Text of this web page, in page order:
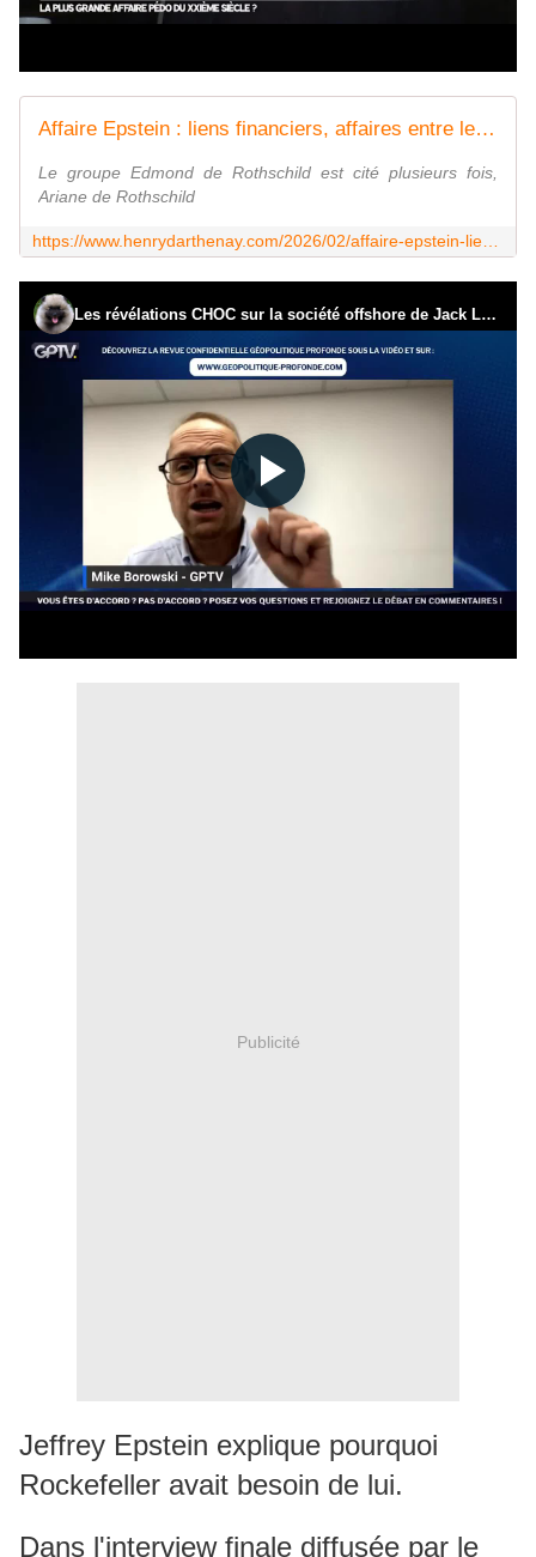
Affaire Epstein : liens financiers, affaires entre les Rothschild et Epstein - Vouillé un peu d'Histoire
Le groupe Edmond de Rothschild est cité plusieurs fois,
Ariane de Rothschild
Publicité
Jeffrey Epstein explique pourquoi
Rockefeller avait besoin de lui.
Dans l'interview finale diffusée par le